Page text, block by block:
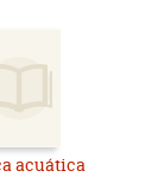
acuática